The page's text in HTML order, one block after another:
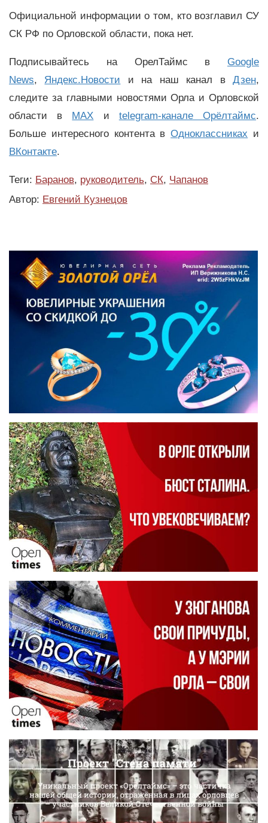
Официальной информации о том, кто возглавил СУ
СК РФ по Орловской области, пока нет.
Подписывайтесь на ОрелТаймс в Google
News, Яндекс.Новости и на наш канал вДзен,
следите за главными новостями Орла и Орловской
области в MAX и telegram-канале Орёлтаймс.
Больше интересного контента вОдноклассниках и
ВКонтакте.
Теги: Баранов, руководитель, СК, Чапанов
Автор: Евгений Кузнецов